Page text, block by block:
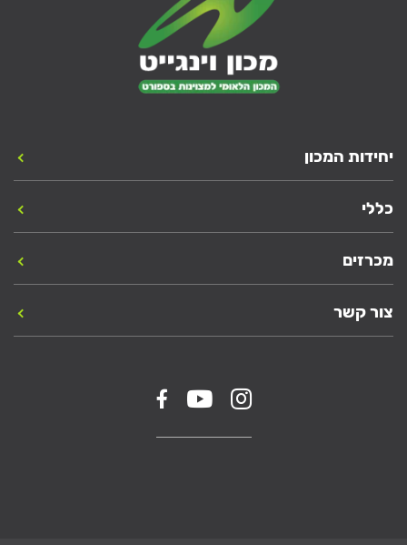
יחידות המכון
כללי
מכרזים
צור קשר